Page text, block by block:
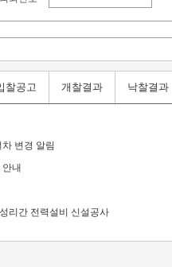
찰공고 개찰결과 낙찰결과
변경 알림
내
리간 전력설비 신설공사